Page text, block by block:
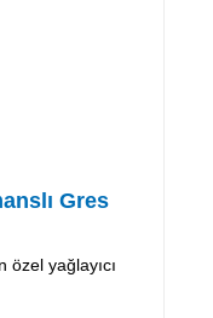
Gres
özel yağlayıcı